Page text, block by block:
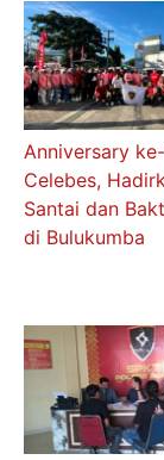
Anniversary
Celebes,
Santai dan
di Bulukumba